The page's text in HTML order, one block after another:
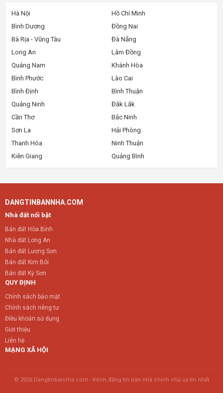
Hà Nội
Hồ Chí Minh
Bình Dương
Đồng Nai
Bà Rịa - Vũng Tàu
Đà Nẵng
Long An
Lâm Đồng
Quảng Nam
Khánh Hòa
Bình Phước
Lào Cai
Bình Định
Bình Thuận
Quảng Ninh
Đắk Lắk
Cần Thơ
Bắc Ninh
Sơn La
Hải Phòng
Thanh Hóa
Ninh Thuận
Kiên Giang
Quảng Bình
DANGTINBANNHA.COM
Nhà đất nổi bật
Bán đất Hòa Bình
Nhà đất Long An
Bán đất Lương Sơn
Bán đất Kim Bôi
Bán đất Kỳ Sơn
QUY ĐỊNH
Chính sách bảo mật
Chính sách riêng tư
Điều khoản sử dụng
Giới thiệu
Liên hệ
MẠNG XÃ HỘI
© 2026 Dangtinbannha.com - Kênh đăng tin bán nhà chính chủ uy tín nhất